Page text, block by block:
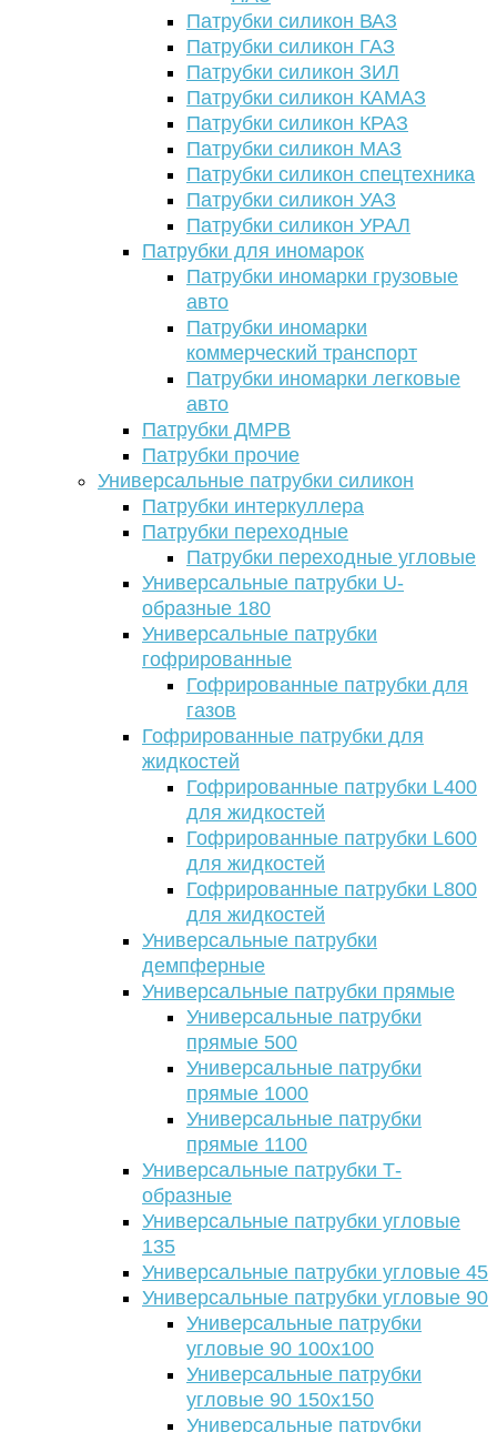
Патрубки силикон ВАЗ
Патрубки силикон ГАЗ
Патрубки силикон ЗИЛ
Патрубки силикон КАМАЗ
Патрубки силикон КРАЗ
Патрубки силикон МАЗ
Патрубки силикон спецтехника
Патрубки силикон УАЗ
Патрубки силикон УРАЛ
Патрубки для иномарок
Патрубки иномарки грузовые
авто
Патрубки иномарки
коммерческий транспорт
Патрубки иномарки легковые
авто
Патрубки ДМРВ
Патрубки прочие
Универсальные патрубки силикон
Патрубки интеркуллера
Патрубки переходные
Патрубки переходные угловые
Универсальные патрубки U-
образные 180
Универсальные патрубки
гофрированные
Гофрированные патрубки для
газов
Гофрированные патрубки для
жидкостей
Гофрированные патрубки L400
для жидкостей
Гофрированные патрубки L600
для жидкостей
Гофрированные патрубки L800
для жидкостей
Универсальные патрубки
демпферные
Универсальные патрубки прямые
Универсальные патрубки
прямые 500
Универсальные патрубки
прямые 1000
Универсальные патрубки
прямые 1100
Универсальные патрубки Т-
образные
Универсальные патрубки угловые
135
Универсальные патрубки угловые 45
Универсальные патрубки угловые 90
Универсальные патрубки
угловые 90 100х100
Универсальные патрубки
угловые 90 150х150
Универсальные патрубки